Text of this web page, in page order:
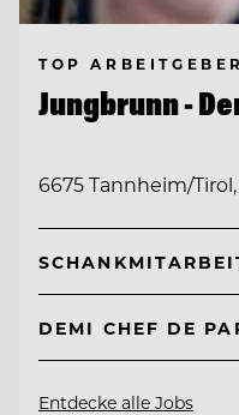
TOP ARBEITGEBER
Jungbrunn -
6675 Tannheim/
DEMI CHEF DE
Entdecke alle Jobs